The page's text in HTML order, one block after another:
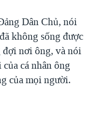
Dân Chủ, nói
không sống được
nơi ông, và nói
cá nhân ông
của mọi người.